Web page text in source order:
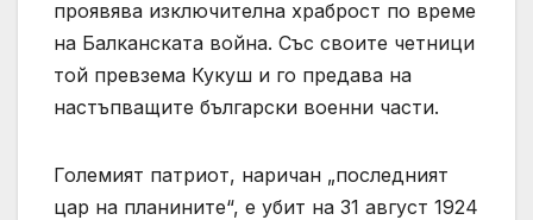
проявява изключителна храброст по време
на Балканската война. Със своите четници
той превзема Кукуш и го предава на
настъпващите български военни части.
Големият патриот, наричан „последният
цар на планините“, е убит на 31 август 1924